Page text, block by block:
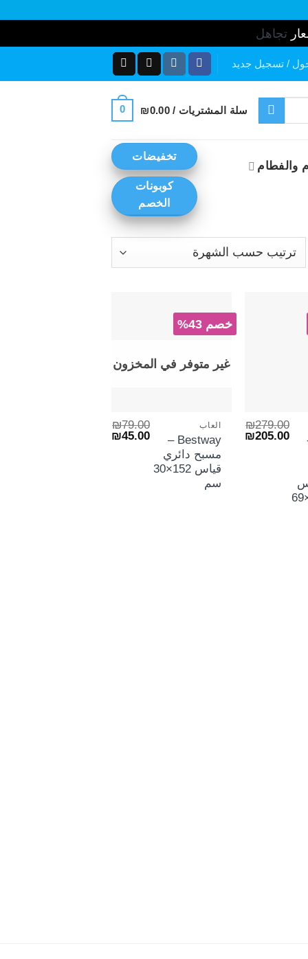
تجاهل
/ تسجيل جديد
سلة المشتريات / ₪0.00
0
والفطام
تخفيضات
كوبونات
الخصم
213×206×69
₪279.00
السعر ₪205.00
السعر
الحالي
خصم 43%
غير متوفر في المخزون
العاب
Bestway –
مسبح دائري
قياس 152×30
سم
₪79.00
السعر₪45.00